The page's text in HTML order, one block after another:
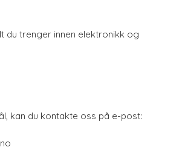
du trenger innen elektronikk og
kan du kontakte oss på e-post: